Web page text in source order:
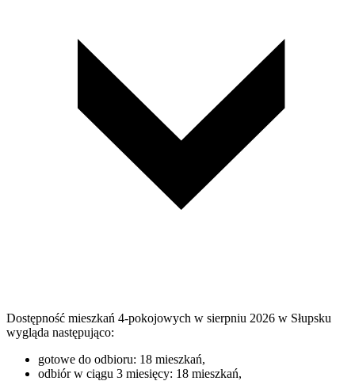
Dostępność mieszkań 4-pokojowych w sierpniu 2026 w Słupsku
wygląda następująco:
gotowe do odbioru: 18 mieszkań,
odbiór w ciągu 3 miesięcy: 18 mieszkań,